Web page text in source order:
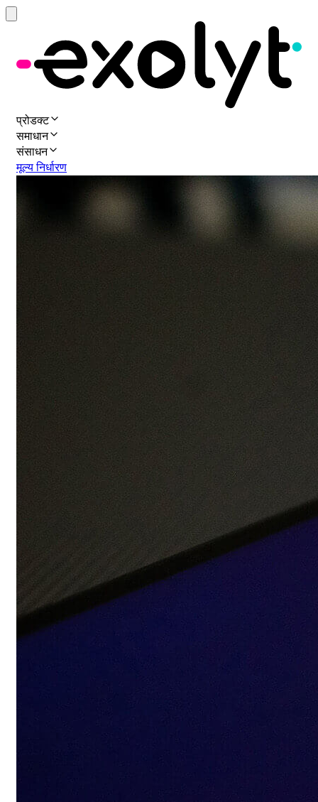
प्रोडक्ट
समाधान
संसाधन
मूल्य निर्धारण